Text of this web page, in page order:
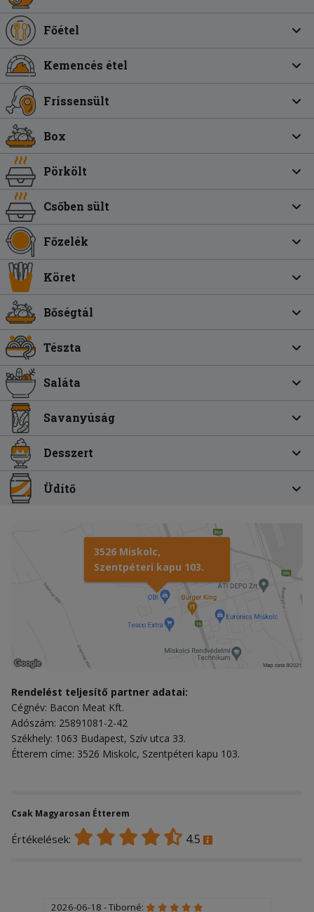
Főétel
Kemencés étel
Frissensült
Box
Pörkölt
Csőben sült
Főzelék
Köret
Bőségtál
Tészta
Saláta
Savanyúság
Desszert
Üdítő
3526 Miskolc,
Szentpéteri kapu 103.
Rendelést teljesítő partner adatai:
Cégnév: Bacon Meat Kft.
Adószám: 25891081-2-42
Székhely: 1063 Budapest, Szív utca 33.
Étterem címe: 3526 Miskolc, Szentpéteri kapu 103.
Csak Magyarosan Étterem
Értékelések: 4.5
2026-06-18 - Tiborné: